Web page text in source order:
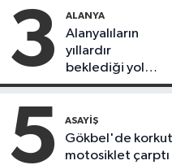
3 ALANYA
Alanyalıların
yıllardır
beklediği yol
askıdan döndü
5 ASAYIŞ
Gökbel'de
motosiklet çarptı